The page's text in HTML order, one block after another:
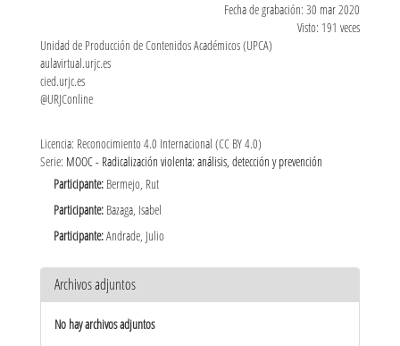
Fecha de grabación: 30 mar 2020
Visto: 191 veces
Unidad de Producción de Contenidos Académicos (UPCA)
aulavirtual.urjc.es
cied.urjc.es
@URJConline
Licencia: Reconocimiento 4.0 Internacional (CC BY 4.0)
Serie: MOOC - Radicalización violenta: análisis, detección y prevención
Participante: Bermejo, Rut
Participante: Bazaga, Isabel
Participante:Andrade, Julio
Archivos adjuntos
No hay archivos adjuntos